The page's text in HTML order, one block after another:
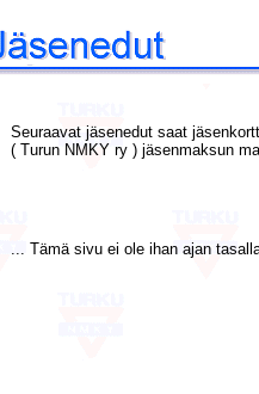
Seuraavat jäsenedut saat
( Turun NMKY ry ) jäsenmaksun
... Tämä sivu ei ole ihan ajan